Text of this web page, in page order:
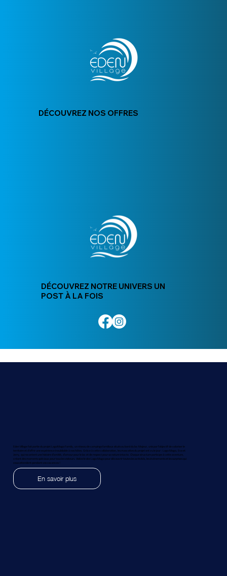
DÉCOUVREZ NOS OFFRES
DÉCOUVREZ NOTRE UNIVERS UN
POST À LA FOIS
Eden Village fait partie du projet LagoMago Family, un réseau de campings familiaux situés au bord du lac Majeur, unis par l'objectif de valoriser le
territoire et d'offrir une expérience inoubliable à nos hôtes. Grâce à cette collaboration, les mascottes du projet ont vu le jour : Lago Mago, Eva et
Jerry, qui racontent une histoire d'amitié, d'amour pour le lac et de respect pour sa nature intacte. Chaque structure participe à cette aventure,
créant des moments spéciaux pour tous les visiteurs. Visitez le site Lago Mago pour découvrir toutes les activités, les événements et les surprises qui
vous attendent pendant vos vacances !
En savoir plus